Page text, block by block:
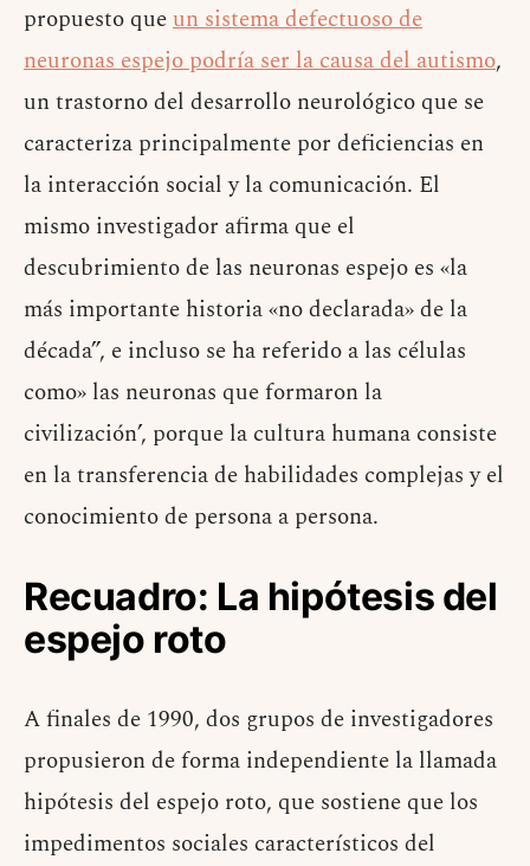
propuesto queun sistema defectuoso de
neuronas espejo podría ser la causa del autismo,
un trastorno del desarrollo neurológico que se
caracteriza principalmente por deficiencias en
la interacción social y la comunicación. El
mismo investigador afirma que el
descubrimiento de las neuronas espejo es «la
más importante historia «no declarada» de la
década”, e incluso se ha referido a las células
como» las neuronas que formaron la
civilización’, porque la cultura humana consiste
en la transferencia de habilidades complejas y el
conocimiento de persona a persona.
Recuadro: La hipótesis del
espejo roto
A finales de 1990, dos grupos de investigadores
propusieron de forma independiente la llamada
hipótesis del espejo roto, que sostiene que los
impedimentos sociales característicos del